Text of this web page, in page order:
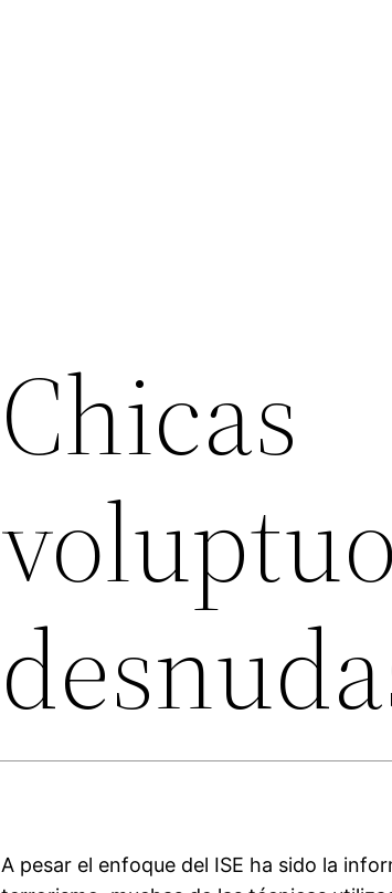
Chicas
A pesar el enfoque del ISE ha sido la